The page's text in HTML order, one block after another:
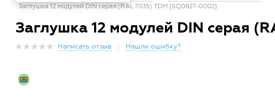
Заглушка 12 модулей DIN серая (RAL 7035) TDM {SQ0827-0002}
Заглушка 12 модулей DIN серая
Написать отзыв Нашли ошибку?